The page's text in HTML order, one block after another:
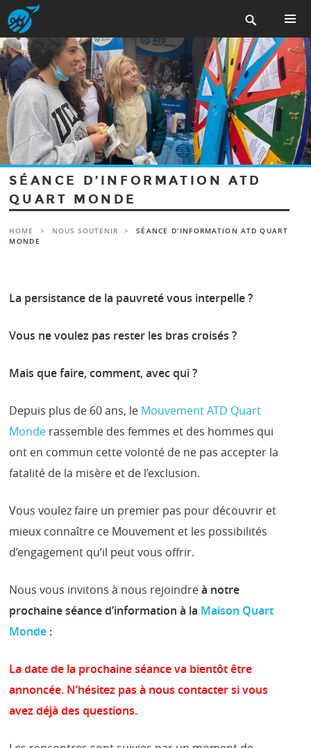
Aller
au
contenu
principal

MENU
SÉANCE D’INFORMATION ATD
QUART MONDE
HOME > NOUS SOUTENIR >
SÉANCE D’INFORMATION ATD QUART
MONDE
La persistance de la pauvreté vous interpelle ?
Vous ne voulez pas rester les bras croisés ?
Mais que faire, comment, avec qui ?
Depuis plus de 60 ans, le Mouvement ATD Quart
Monde rassemble des femmes et des hommes qui
ont en commun cette volonté de ne pas accepter la
fatalité de la misère et de l’exclusion.
Vous voulez faire un premier pas pour découvrir et
mieux connaître ce Mouvement et les possibilités
d’engagement qu’il peut vous offrir.
Nous vous invitons à nous rejoindreà notre
prochaine séance d’information à la Maison Quart
Monde :
La date de la prochaine séance va bientôt être
annoncée. N’hésitez pas à nous contacter si vous
avez déjà des questions.